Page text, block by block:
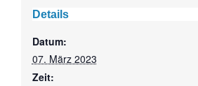
Details
Datum:
07. März 2023
Zeit: